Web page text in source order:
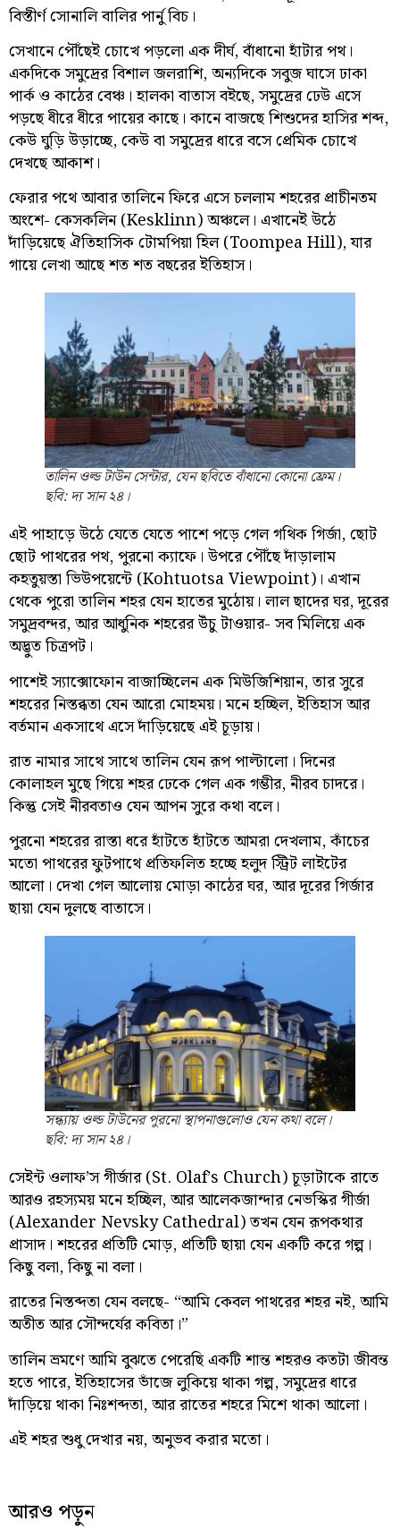
বিস্তীর্ণ সোনালি বালির পার্নু বিচ।
সেখানে পৌঁছেই চোখে পড়লো এক দীর্ঘ, বাঁধানো হাঁটার পথ।
একদিকে সমুদ্রের বিশাল জলরাশি, অন্যদিকে সবুজ ঘাসে ঢাকা
পার্ক ও কাঠের বেঞ্চ। হালকা বাতাস বইছে, সমুদ্রের ঢেউ এসে
পড়ছে ধীরে ধীরে পায়ের কাছে। কানে বাজছে শিশুদের হাসির শব্দ,
কেউ ঘুড়ি উড়াচ্ছে, কেউ বা সমুদ্রের ধারে বসে প্রেমিক চোখে
দেখছে আকাশ।
ফেরার পথে আবার তালিনে ফিরে এসে চললাম শহরের প্রাচীনতম
অংশে- কেসকলিন (Kesklinn) অঞ্চলে। এখানেই উঠে
দাঁড়িয়েছে ঐতিহাসিক টোমপিয়া হিল (Toompea Hill), যার
গায়ে লেখা আছে শত শত বছরের ইতিহাস।
তালিন ওল্ড টাউন সেন্টার, যেন ছবিতে বাঁধানো কোনো ফ্রেম।
ছবি: দ্য সান ২৪।
এই পাহাড়ে উঠে যেতে যেতে পাশে পড়ে গেল গথিক গির্জা, ছোট
ছোট পাথরের পথ, পুরনো ক্যাফে। উপরে পৌঁছে দাঁড়ালাম
কহতুয়স্তা ভিউপয়েন্টে (Kohtuotsa Viewpoint)। এখান
থেকে পুরো তালিন শহর যেন হাতের মুঠোয়। লাল ছাদের ঘর, দূরের
সমুদ্রবন্দর, আর আধুনিক শহরের উঁচু টাওয়ার- সব মিলিয়ে এক
অদ্ভুত চিত্রপট।
পাশেই স্যাক্সোফোন বাজাচ্ছিলেন এক মিউজিশিয়ান, তার সুরে
শহরের নিস্তব্ধতা যেন আরো মোহময়। মনে হচ্ছিল, ইতিহাস আর
বর্তমান একসাথে এসে দাঁড়িয়েছে এই চূড়ায়।
রাত নামার সাথে সাথে তালিন যেন রূপ পাল্টালো। দিনের
কোলাহল মুছে গিয়ে শহর ঢেকে গেল এক গম্ভীর, নীরব চাদরে।
কিন্তু সেই নীরবতাও যেন আপন সুরে কথা বলে।
পুরনো শহরের রাস্তা ধরে হাঁটতে হাঁটতে আমরা দেখলাম, কাঁচের
মতো পাথরের ফুটপাথে প্রতিফলিত হচ্ছে হলুদ স্ট্রিট লাইটের
আলো। দেখা গেল আলোয় মোড়া কাঠের ঘর, আর দূরের গির্জার
ছায়া যেন দুলছে বাতাসে।
সন্ধ্যায় ওল্ড টাউনের পুরনো স্থাপনাগুলোও যেন কথা বলে।
ছবি: দ্য সান ২৪।
সেইন্ট ওলাফ’স গীর্জার (St. Olaf’s Church) চূড়াটাকে রাতে
আরও রহস্যময় মনে হচ্ছিল, আর আলেকজান্দার নেভস্কির গীর্জা
(Alexander Nevsky Cathedral) তখন যেন রূপকথার
প্রাসাদ। শহরের প্রতিটি মোড়, প্রতিটি ছায়া যেন একটি করে গল্প।
কিছু বলা, কিছু না বলা।
রাতের নিস্তব্দতা যেন বলছে- “আমি কেবল পাথরের শহর নই, আমি
অতীত আর সৌন্দর্যের কবিতা।”
তালিন ভ্রমণে আমি বুঝতে পেরেছি একটি শান্ত শহরও কতটা জীবন্ত
হতে পারে, ইতিহাসের ভাঁজে লুকিয়ে থাকা গল্প, সমুদ্রের ধারে
দাঁড়িয়ে থাকা নিঃশব্দতা, আর রাতের শহরে মিশে থাকা আলো।
এই শহর শুধু দেখার নয়, অনুভব করার মতো।
আরও পড়ুন